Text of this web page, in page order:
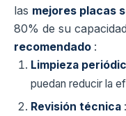
las mejores placas
80% de su
recomendado :
Limpieza
puedan reducir la
Revisión técnica